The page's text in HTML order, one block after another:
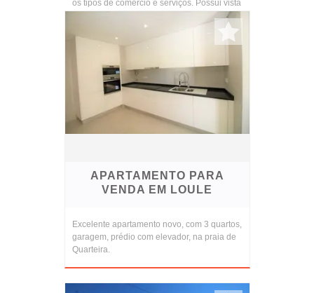
os tipos de comércio e serviços. Possui vista
APARTAMENTO PARA
VENDA EM LOULE
Excelente apartamento novo, com 3 quartos,
garagem, prédio com elevador, na praia de
Quarteira.